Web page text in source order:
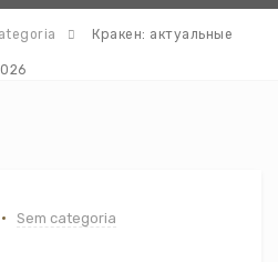
Кракен: актуальные
Sem categoria